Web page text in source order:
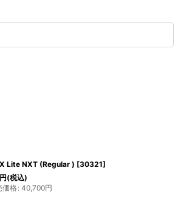
AFTERBURNER PARKA
希望小売価格